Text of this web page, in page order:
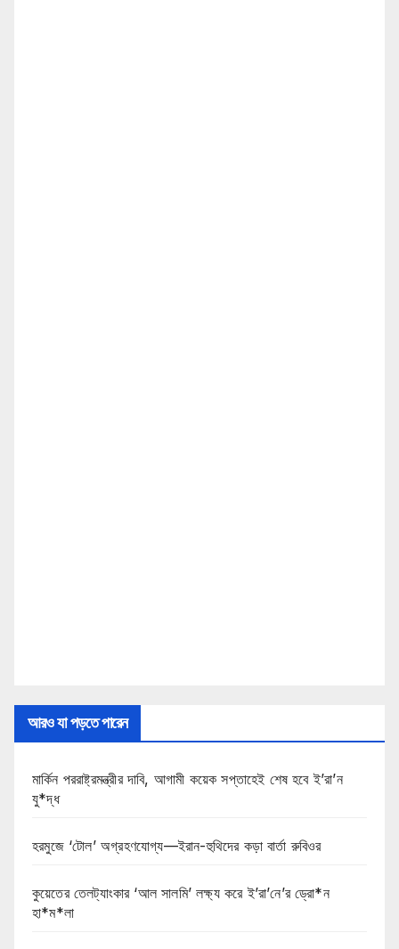
আরও যা পড়তে পারেন
মার্কিন পররাষ্ট্রমন্ত্রীর দাবি, আগামী কয়েক সপ্তাহেই শেষ হবে ই’রা’ন
যু*দ্ধ
হরমুজে ‘টোল’ অগ্রহণযোগ্য—ইরান-হুথিদের কড়া বার্তা রুবিওর
কুয়েতের তেলট্যাংকার ‘আল সালমি’ লক্ষ্য করে ই’রা’নে’র ড্রো*ন
হা*ম*লা